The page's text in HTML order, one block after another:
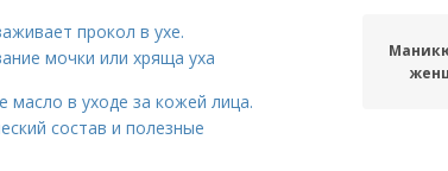
прокол в ухе.
мочки или хряща уха
масло в уходе за кожей лица.
состав и полезные